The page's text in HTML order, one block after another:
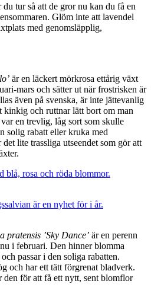
tur så att de gror nu kan du få en
Glöm inte att lavendel
med genomsläpplig,
är en läckert mörkrosa ettårig växt
mars och sätter ut när frostrisken är
även på svenska, är inte jättevanlig
och ruttnar lätt bort om man
en trevlig, låg sort som skulle
solig rabatt eller kruka med
lite trassliga utseendet som gör att
pratensis ’Sky Dance’ är en perenn
i februari. Den hinner blomma
passar i den soliga rabatten.
och har ett tätt förgrenat bladverk.
för att få ett nytt, sent blomflor